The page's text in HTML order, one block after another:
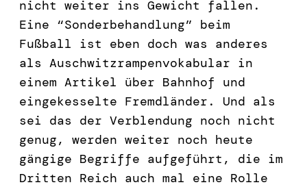
nicht weiter ins Gewicht fallen.
Eine “Sonderbehandlung” beim
Fußball ist eben doch was anderes
als Auschwitzrampenvokabular in
einem Artikel über Bahnhof und
eingekesselte Fremdländer. Und als
sei das der Verblendung noch nicht
genug, werden weiter noch heute
gängige Begriffe aufgeführt, die im
Dritten Reich auch mal eine Rolle